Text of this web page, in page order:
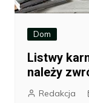
Dom
Listwy
należy
Redakcja